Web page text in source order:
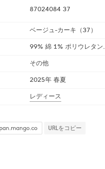
87024084 37
ベージュ-カーキ（37）
99% 綿 1% ポリウレタン.
その他
2025年 春夏
レディース
URLをコピー